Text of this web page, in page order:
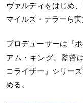
ヴァルディをはじめ
マイルズ・テラーら
プロデューサーは『
アム・キング、監督
コライザー』シリー
める。